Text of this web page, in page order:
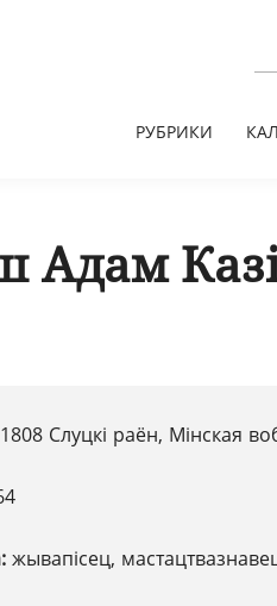
РУБРИКИ
1808 Слуцкі раён, Мінская
жывапісец,